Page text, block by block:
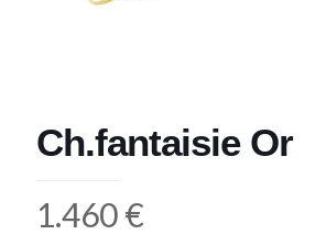
Ch.fantaisie Or
1.460€